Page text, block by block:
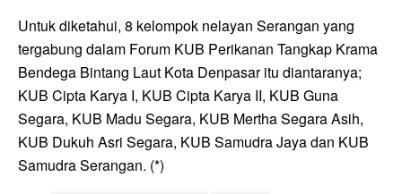
Untuk diketahui, 8 kelompok nelayan Serangan yang
tergabung dalam Forum KUB Perikanan Tangkap Krama
Bendega Bintang Laut Kota Denpasar itu diantaranya;
KUB Cipta Karya I, KUB Cipta Karya II, KUB Guna
Segara, KUB Madu Segara, KUB Mertha Segara Asih,
KUB Dukuh Asri Segara, KUB Samudra Jaya dan KUB
Samudra Serangan. (*)